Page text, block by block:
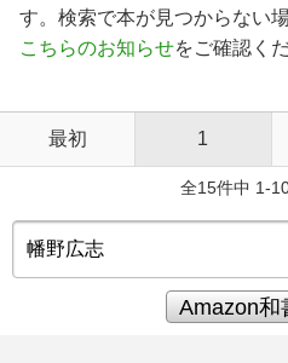
す。検索で本が見つからない
こちらのお知らせをご確認く
最初 1
全15件中 1-